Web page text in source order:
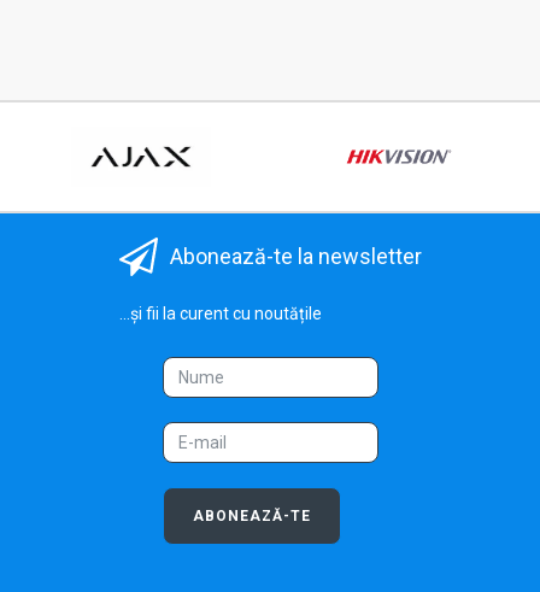
Abonează-te la newsletter
...și fii la curent cu noutățile
ABONEAZĂ-TE